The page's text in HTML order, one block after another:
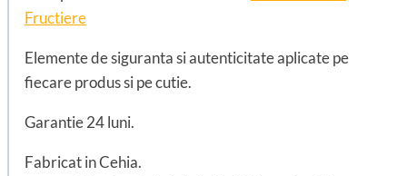
Fructiere
Elemente de siguranta si autenticitate aplicate pe
fiecare produs si pe cutie.
Garantie 24 luni.
Fabricat in Cehia.